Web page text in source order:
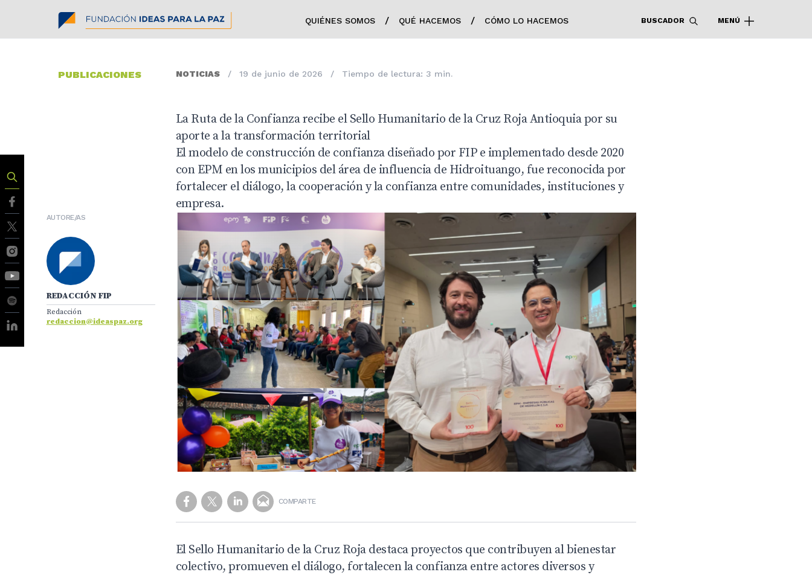
QUIÉNES SOMOS / QUÉ HACEMOS / CÓMO LO HACEMOS BUSCADOR MENÚ
PUBLICACIONES NOTICIAS / 19 de junio de 2026 / Tiempo de lectura: 3 min.
La Ruta de la Confianza recibe el Sello Humanitario de la Cruz Roja Antioquia por su
aporte a la transformación territorial
El modelo de construcción de confianza diseñado por FIP e implementado desde 2020
con EPM en los municipios del área de influencia de Hidroituango, fue reconocida por
fortalecer el diálogo, la cooperación y la confianza entre comunidades, instituciones y
empresa.
COMPARTE
AUTORE/AS
REDACCIÓN FIP
Redacción
redaccion@ideaspaz.org
El Sello Humanitario de la Cruz Roja destaca proyectos que contribuyen al bienestar
colectivo, promueven el diálogo, fortalecen la confianza entre actores diversos y